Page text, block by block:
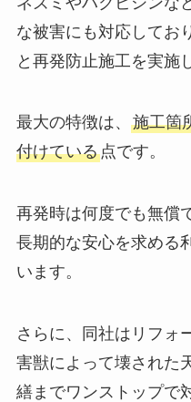
な被害にも対応してお
と再発防止施工を実施
最大の特徴は、 施工箇
付けている点です。
再発時は何度でも無償
長期的な安心を求める
います。
さらに、同社はリフォ
害獣によって壊された
繕までワンストップで